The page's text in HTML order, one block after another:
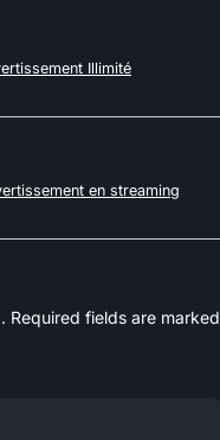
Illimité
en streaming
Required fields are marked